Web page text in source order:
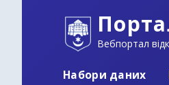
Вебпортал
Набори даних